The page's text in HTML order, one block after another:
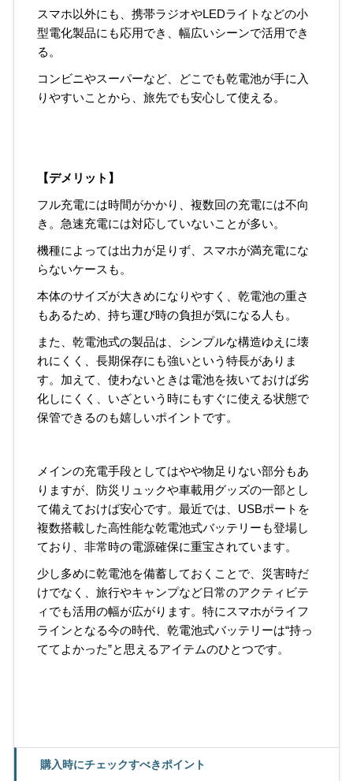
スマホ以外にも、携帯ラジオやLEDライトなどの小
型電化製品にも応用でき、幅広いシーンで活用でき
る。
コンビニやスーパーなど、どこでも乾電池が手に入
りやすいことから、旅先でも安心して使える。
【デメリット】
フル充電には時間がかかり、複数回の充電には不向
き。急速充電には対応していないことが多い。
機種によっては出力が足りず、スマホが満充電にな
らないケースも。
本体のサイズが大きめになりやすく、乾電池の重さ
もあるため、持ち運び時の負担が気になる人も。
また、乾電池式の製品は、シンプルな構造ゆえに壊
れにくく、長期保存にも強いという特長がありま
す。加えて、使わないときは電池を抜いておけば劣
化しにくく、いざという時にもすぐに使える状態で
保管できるのも嬉しいポイントです。
メインの充電手段としてはやや物足りない部分もあ
りますが、防災リュックや車載用グッズの一部とし
て備えておけば安心です。最近では、USBポートを
複数搭載した高性能な乾電池式バッテリーも登場し
ており、非常時の電源確保に重宝されています。
少し多めに乾電池を備蓄しておくことで、災害時だ
けでなく、旅行やキャンプなど日常のアクティビテ
ィでも活用の幅が広がります。特にスマホがライフ
ラインとなる今の時代、乾電池式バッテリーは“持っ
ててよかった”と思えるアイテムのひとつです。
購入時にチェックすべきポイント